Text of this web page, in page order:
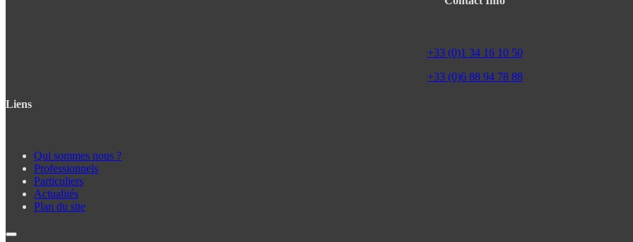
+33 (0)1 34 16 10 50
+33 (0)6 88 94 78 88
Liens
Qui sommes nous ?
Professionnels
Particuliers
Actualités
Plan du site